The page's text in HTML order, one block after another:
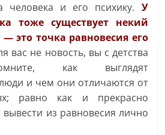
человека и его психику. У
тоже существует некий
это точка равновесия его
вас не новость, вы с детства
как выглядят
и чем они отличаются от
равно как и прекрасно
из равновесия лично